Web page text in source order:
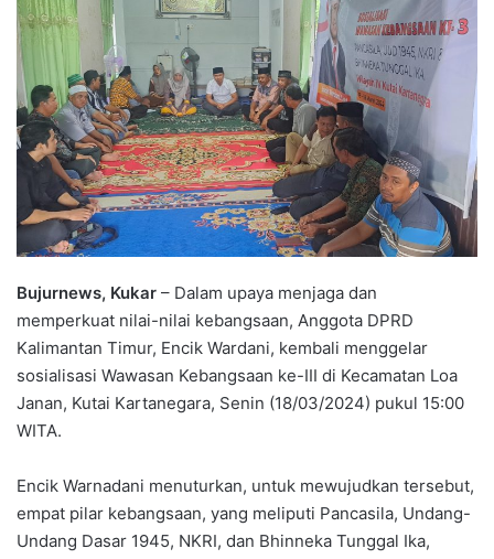
Bujurnews, Kukar – Dalam upaya menjaga dan
memperkuat nilai-nilai kebangsaan, Anggota DPRD
Kalimantan Timur, Encik Wardani, kembali menggelar
sosialisasi Wawasan Kebangsaan ke-III di Kecamatan Loa
Janan, Kutai Kartanegara, Senin (18/03/2024) pukul 15:00
WITA.
Encik Warnadani menuturkan, untuk mewujudkan tersebut,
empat pilar kebangsaan, yang meliputi Pancasila, Undang-
Undang Dasar 1945, NKRI, dan Bhinneka Tunggal Ika,